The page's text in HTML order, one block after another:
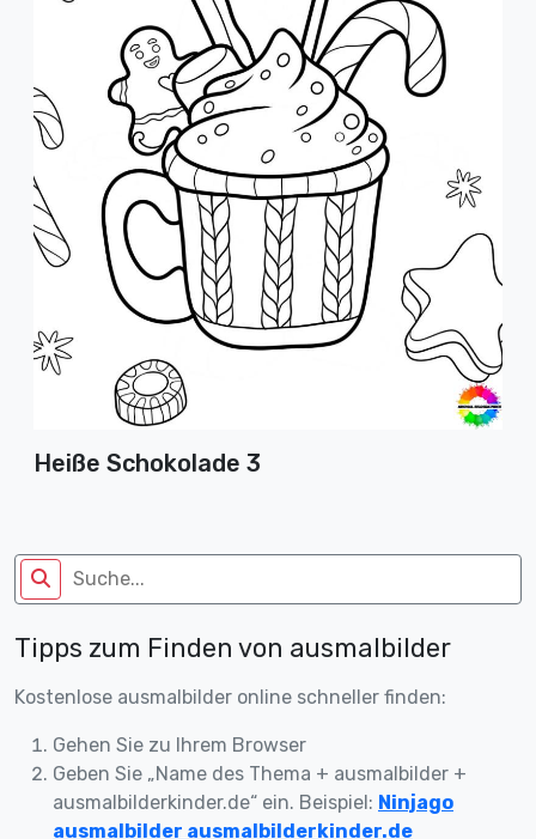
Heiße Schokolade 3
Tipps zum Finden von ausmalbilder
Kostenlose ausmalbilder online schneller finden:
Gehen Sie zu Ihrem Browser
Geben Sie „Name des Thema + ausmalbilder +
ausmalbilderkinder.de“ ein. Beispiel: Ninjago
ausmalbilder ausmalbilderkinder.de